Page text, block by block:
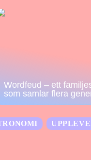
Wordfeud – ett
som samlar flera